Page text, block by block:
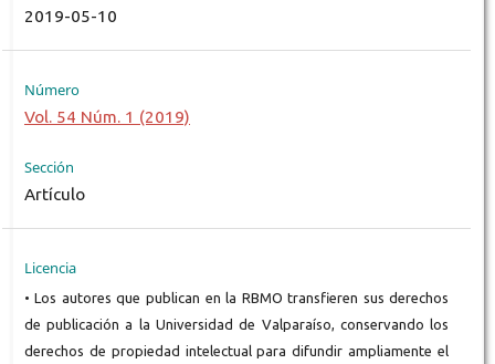
2019-05-10
Número
Vol. 54 Núm. 1 (2019)
Sección
Artículo
Licencia
• Los autores que publican en la RBMO transfieren sus derechos
de publicación a la Universidad de Valparaíso, conservando los
derechos de propiedad intelectual para difundir ampliamente el